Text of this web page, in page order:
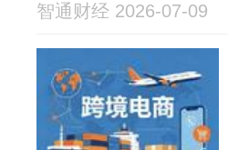
智通财经 2026-07-09